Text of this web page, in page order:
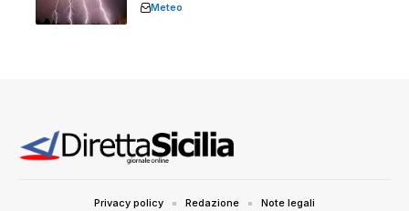
Meteo
Privacy policy Redazione Note legali